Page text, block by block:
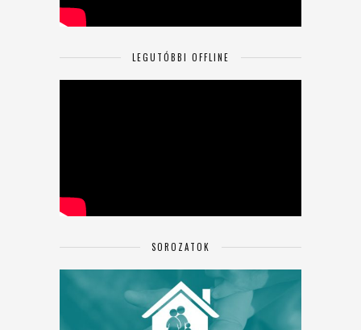
LEGUTÓBBI OFFLINE
SOROZATOK